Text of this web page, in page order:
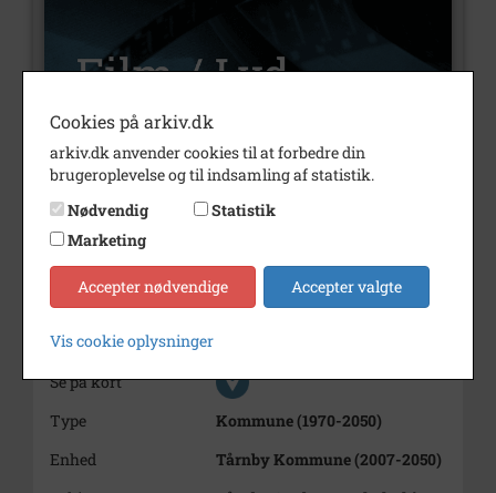
Nummer
V9710
Type
Årstal
1997
Dateringsnote
oktober 1997
Varighed
Se på kort
Type
Kommune (1970-2050)
Enhed
Tårnby Kommune (2007-2050)
Cookies på arkiv.dk
arkiv.dk anvender cookies til at forbedre din
brugeroplevelse og til indsamling af statistik.
Nødvendig
Statistik
Marketing
Accepter nødvendige Accepter valgte
Vis cookie oplysninger